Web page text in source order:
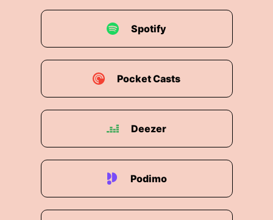
Spotify
Pocket Casts
Deezer
Podimo